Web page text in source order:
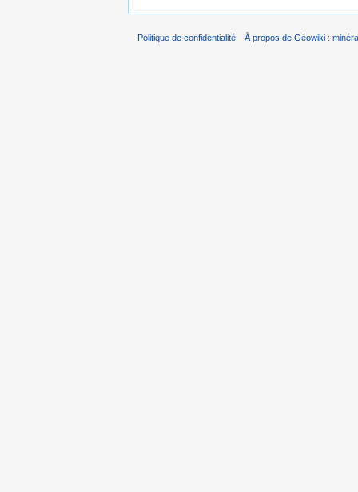
Politique de confidentialité À propos de Géowiki :